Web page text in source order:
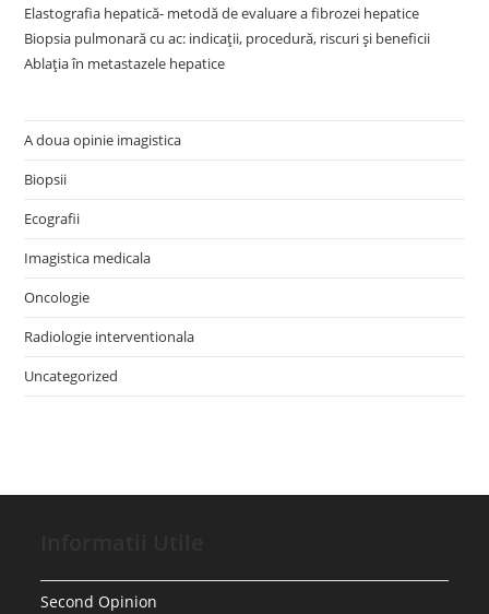
Elastografia hepatică- metodă de evaluare a fibrozei hepatice
Biopsia pulmonară cu ac: indicații, procedură, riscuri și beneficii
Ablația în metastazele hepatice
A doua opinie imagistica
Biopsii
Ecografii
Imagistica medicala
Oncologie
Radiologie interventionala
Uncategorized
Second Opinion